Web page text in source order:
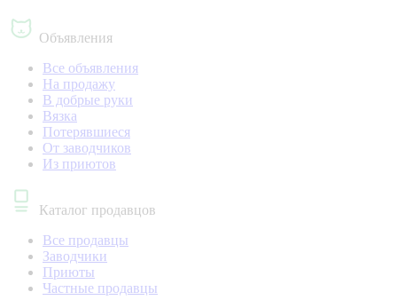
Объявления
Все объявления
На продажу
В добрые руки
Вязка
Потерявшиеся
От заводчиков
Из приютов
Каталог продавцов
Все продавцы
Заводчики
Приюты
Частные продавцы